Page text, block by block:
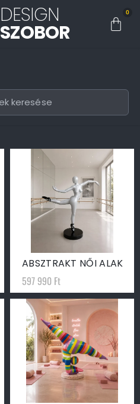
DESIGN
SZOBOR
0
ABSZTRAKT NŐI ALAK
597 990 Ft